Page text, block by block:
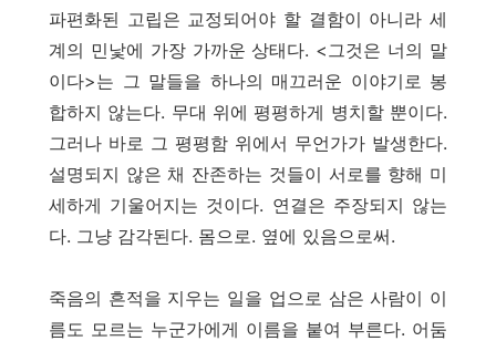
파편화된 고립은 교정되어야 할 결함이 아니라 세
계의 민낯에 가장 가까운 상태다. <그것은 너의 말
이다>는 그 말들을 하나의 매끄러운 이야기로 봉
합하지 않는다. 무대 위에 평평하게 병치할 뿐이다.
그러나 바로 그 평평함 위에서 무언가가 발생한다.
설명되지 않은 채 잔존하는 것들이 서로를 향해 미
세하게 기울어지는 것이다. 연결은 주장되지 않는
다. 그냥 감각된다. 몸으로. 옆에 있음으로써.
죽음의 흔적을 지우는 일을 업으로 삼은 사람이 이
름도 모르는 누군가에게 이름을 붙여 부른다. 어둠